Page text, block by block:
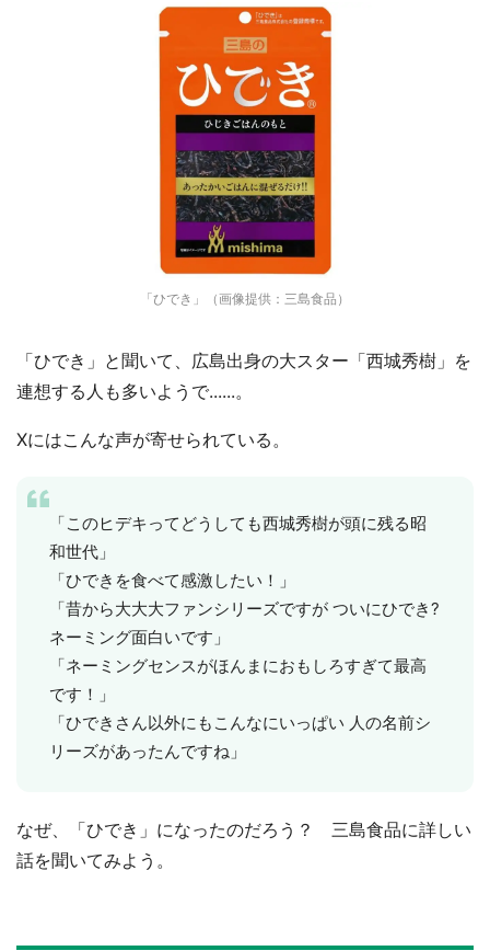
「ひでき」（画像提供：三島食品）
「ひでき」と聞いて、広島出身の大スター「西城秀樹」を
連想する人も多いようで......。
Xにはこんな声が寄せられている。
「このヒデキってどうしても西城秀樹が頭に残る昭
和世代」
「ひできを食べて感激したい！」
「昔から大大大ファンシリーズですが ついにひでき?
ネーミング面白いです」
「ネーミングセンスがほんまにおもしろすぎて最高
です！」
「ひできさん以外にもこんなにいっぱい 人の名前シ
リーズがあったんですね」
なぜ、「ひでき」になったのだろう？ 三島食品に詳しい
話を聞いてみよう。